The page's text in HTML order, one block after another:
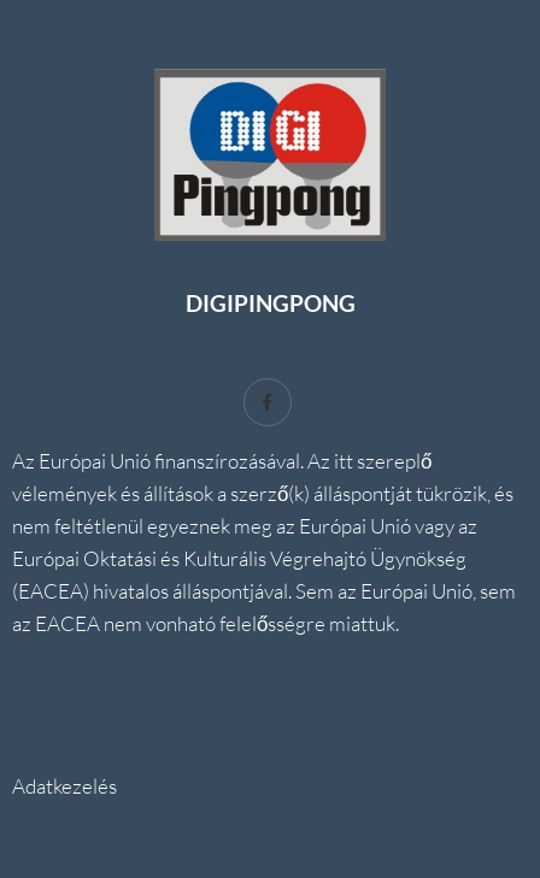
DIGIPINGPONG
Az Európai Unió finanszírozásával. Az itt szereplő
vélemények és állítások a szerző(k) álláspontját tükrözik, és
nem feltétlenül egyeznek meg az Európai Unió vagy az
Európai Oktatási és Kulturális Végrehajtó Ügynökség
(EACEA) hivatalos álláspontjával. Sem az Európai Unió, sem
az EACEA nem vonható felelősségre miattuk.
Adatkezelés